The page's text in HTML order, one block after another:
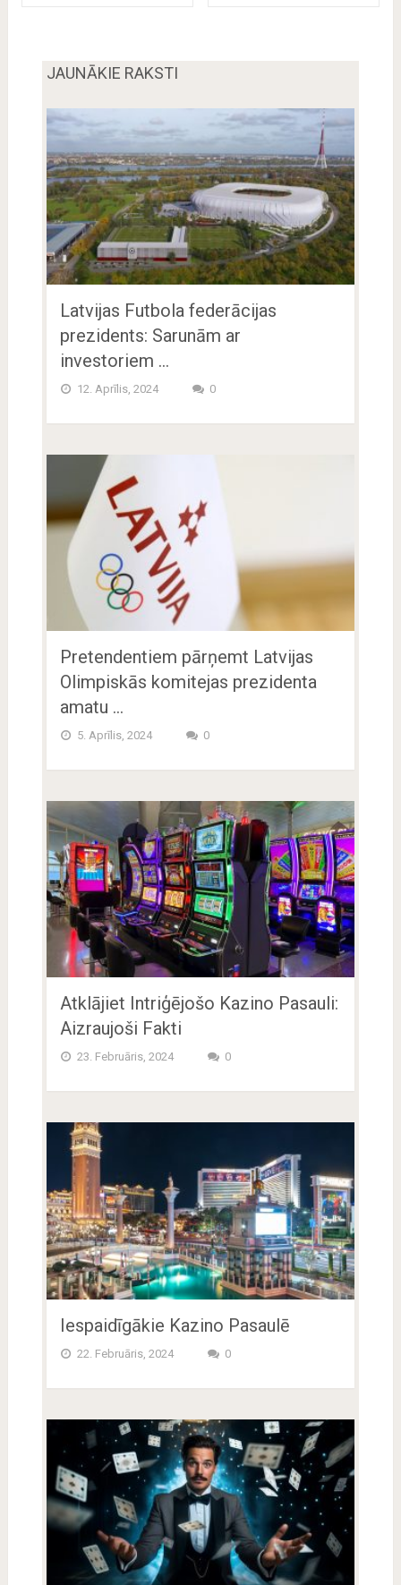
JAUNĀKIE RAKSTI
Latvijas Futbola federācijas
prezidents: Sarunām ar
investoriem …
12. Aprīlis, 2024 0
Pretendentiem pārņemt Latvijas
Olimpiskās komitejas prezidenta
amatu …
5. Aprīlis, 2024 0
Atklājiet Intriģējošo Kazino Pasauli:
Aizraujoši Fakti
23. Februāris, 2024 0
Iespaidīgākie Kazino Pasaulē
22. Februāris, 2024 0